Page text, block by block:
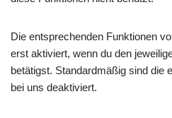
Die entsprechenden Funktionen
erst aktiviert, wenn du den
betätigst. Standardmäßig sind die
bei uns deaktiviert.